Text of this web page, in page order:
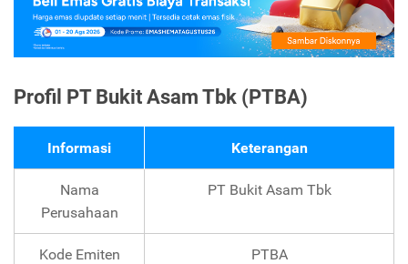
Profil PT Bukit Asam Tbk (PTBA)
Informasi Keterangan
Nama
Perusahaan
PT Bukit Asam Tbk
Kode Emiten PTBA